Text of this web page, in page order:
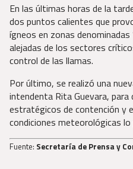
En las últimas horas de la
dos puntos calientes que
ígneos en zonas denominadas
alejadas de los sectores
control de las llamas.
Por último, se realizó una
intendenta Rita Guevara,
estratégicos de contención y
condiciones meteorológicas
Fuente: Secretaría de Prensa y